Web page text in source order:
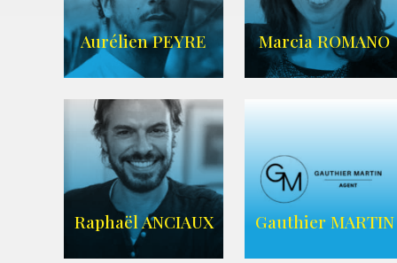
IMDB AGENCE ANIMAE
Aurélien PEYRE
ZELIG
Marcia ROMANO
WIKIPEDIA
AGENCE ZELIG
Raphaël ANCIAUX Gauthier MARTIN